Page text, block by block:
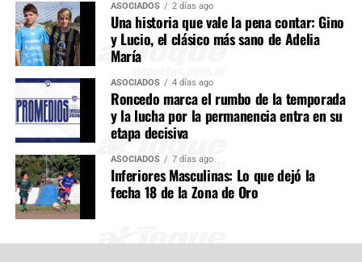
ASOCIADOS 2 días ago
Una historia que vale la pena contar: Gino
y Lucio, el clásico más sano de Adelia
María
ASOCIADOS 4 días ago
Roncedo marca el rumbo de la temporada
y la lucha por la permanencia entra en su
etapa decisiva
ASOCIADOS 7 días ago
Inferiores Masculinas: Lo que dejó la
fecha 18 de la Zona de Oro